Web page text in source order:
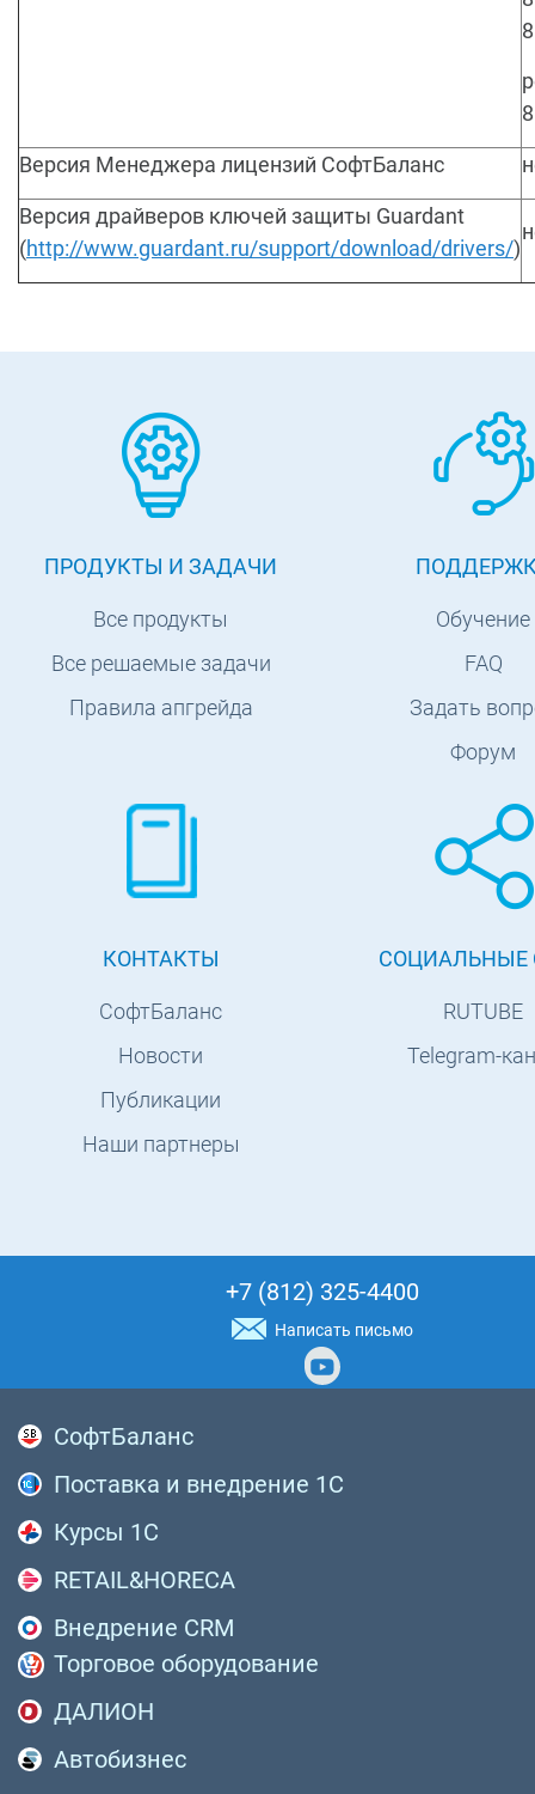
Версия Менеджера лицензий СофтБаланс
Версия драйверов ключей защиты Guardant
(http://www.guardant.ru/support/download/drivers/)
ПРОДУКТЫ И ЗАДАЧИ
Все продукты
Все решаемые задачи
Правила апгрейда
Обучение
FAQ
Задать
Форум
КОНТАКТЫ
СофтБаланс
Новости
Публикации
Наши партнеры
СОЦИАЛЬНЫЕ
RUTUBE
Telegram-
+7 (812) 325-4400
Написать письмо
СофтБаланс
Поставка и внедрение 1С
Курсы 1С
RETAIL&HORECA
Внедрение CRM
Торговое оборудование
ДАЛИОН
Автобизнес